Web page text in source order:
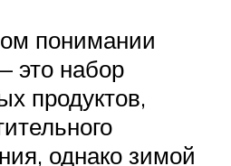
понимании
это набор
продуктов,
однако зимой